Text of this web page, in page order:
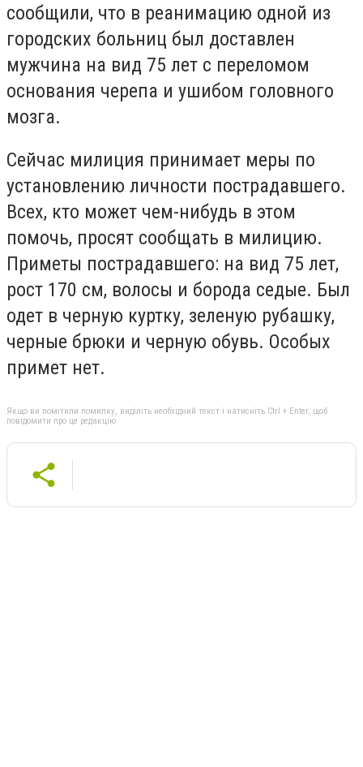
сообщили, что в реанимацию одной из
городских больниц был доставлен
мужчина на вид 75 лет с переломом
основания черепа и ушибом головного
мозга.
Сейчас милиция принимает меры по
установлению личности пострадавшего.
Всех, кто может чем-нибудь в этом
помочь, просят сообщать в милицию.
Приметы пострадавшего: на вид 75 лет,
рост 170 см, волосы и борода седые. Был
одет в черную куртку, зеленую рубашку,
черные брюки и черную обувь. Особых
примет нет.
Якщо ви помітили помилку, виділіть необхідний текст і натисніть Ctrl + Enter, щоб
повідомити про це редакцію